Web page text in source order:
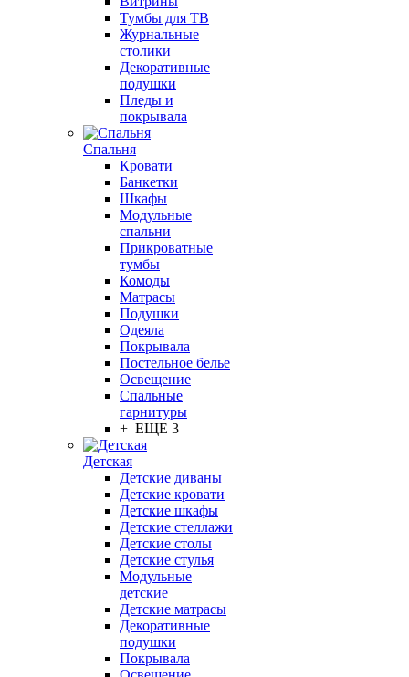
Тумбы для ТВ
Журнальные
столики
Декоративные
подушки
Пледы и
покрывала
Спальня
Кровати
Банкетки
Шкафы
Модульные
спальни
Прикроватные
тумбы
Комоды
Матрасы
Подушки
Одеяла
Покрывала
Постельное белье
Освещение
Спальные
гарнитуры
+ ЕЩЕ 3
Детская
Детские диваны
Детские кровати
Детские шкафы
Детские стеллажи
Детские столы
Детские стулья
Модульные
детские
Детские матрасы
Декоративные
подушки
Покрывала